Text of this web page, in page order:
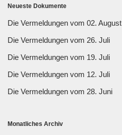
Neueste Dokumente
Die Vermeldungen vom 02. August
Die Vermeldungen vom 26. Juli
Die Vermeldungen vom 19. Juli
Die Vermeldungen vom 12. Juli
Die Vermeldungen vom 28. Juni
Monatliches Archiv